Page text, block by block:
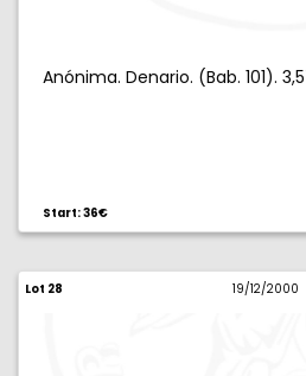
Anónima. Denario. (Bab. 101).
Start: 36€
Lot 28 19/12/2000